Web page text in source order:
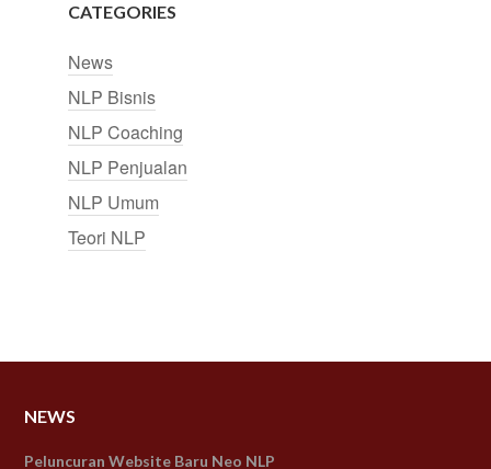
CATEGORIES
News
NLP Bisnis
NLP Coaching
NLP Penjualan
NLP Umum
Teori NLP
NEWS
Peluncuran Website Baru Neo NLP